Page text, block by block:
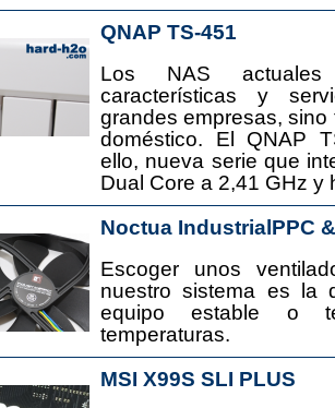
QNAP TS-451
Los NAS
características y
grandes empresas,
doméstico. El QNAP
ello, nueva serie que
Dual Core a 2,41 GHz y
Noctua IndustrialPPC
Escoger unos
nuestro sistema es la
equipo estable o
temperaturas.
MSI X99S SLI PLUS